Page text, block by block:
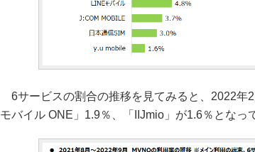
6サービスの割合の推移を見てみると、2022年
モバイル ONE」1.9％、「IIJmio」が1.6％となっ